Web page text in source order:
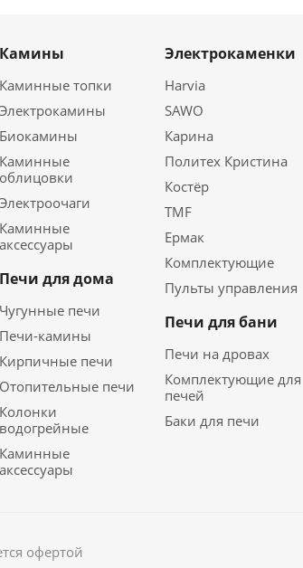
Камины
Каминные топки
Электрокамины
Биокамины
Каминные
облицовки
Электроочаги
Каминные
аксессуары
Печи для дома
Чугунные печи
Печи-камины
Кирпичные печи
Отопительные печи
Колонки
водогрейные
Каминные
аксессуары
Электрокаменки
Harvia
SAWO
Карина
Политех Кристина
Костёр
TMF
Ермак
Комплектующие
Пульты управления
Печи для бани
Печи на дровах
Комплектующие для
печей
Баки для печи
офертой